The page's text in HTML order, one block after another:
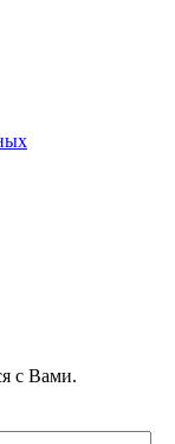
с Вами.